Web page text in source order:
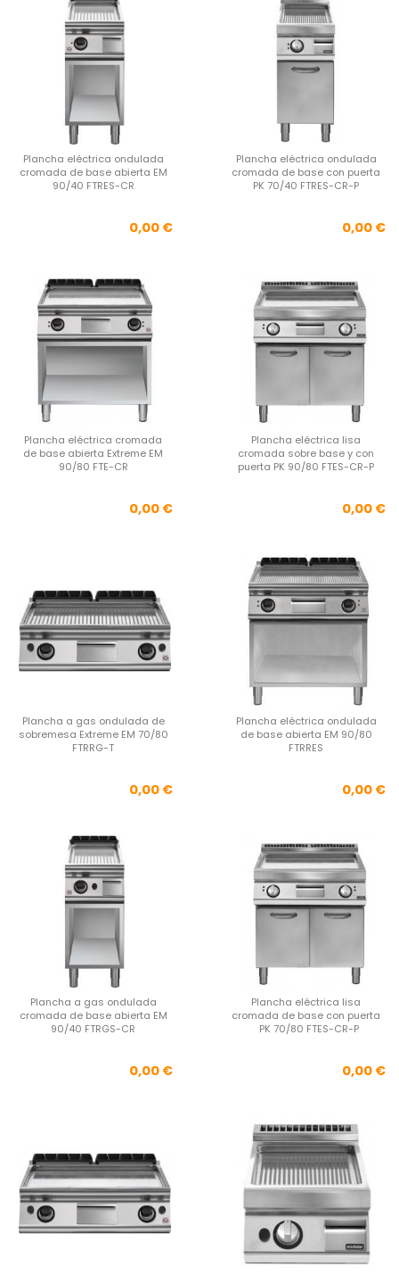
Plancha eléctrica ondulada
cromada de base abierta EM
90/40 FTRES-CR
Precio
0,00 €
Plancha eléctrica ondulada
cromada de base con puerta
PK 70/40 FTRES-CR-P
0,00 €
Plancha eléctrica cromada
de base abierta Extreme EM
90/80 FTE-CR
Precio
0,00 €
Plancha eléctrica lisa
cromada sobre base y con
puerta PK 90/80 FTES-CR-P
0,00 €
Plancha a gas ondulada de
sobremesa Extreme EM 70/80
FTRRG-T
Precio
0,00 €
Plancha eléctrica ondulada
de base abierta EM 90/80
FTRRES
0,00 €
Plancha a gas ondulada
cromada de base abierta EM
90/40 FTRGS-CR
Precio
0,00 €
Plancha eléctrica lisa
cromada de base con puerta
PK 70/80 FTES-CR-P
0,00 €